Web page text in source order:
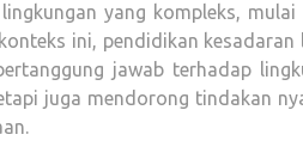
yang kompleks,
ini, pendidikan
jawab terhadap
juga mendorong tindakan